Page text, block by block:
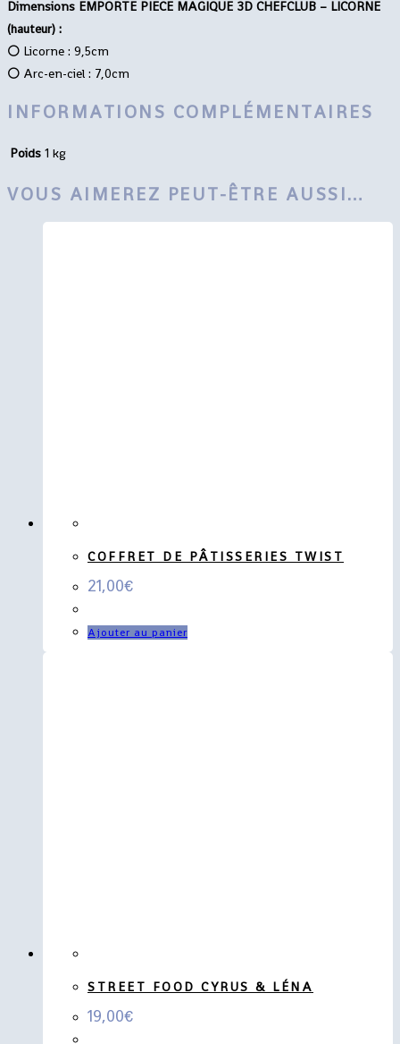
Dimensions EMPORTE PIECE MAGIQUE 3D CHEFCLUB – LICORNE
(hauteur) :
⚪️ Licorne : 9,5cm
⚪️ Arc-en-ciel : 7,0cm
INFORMATIONS COMPLÉMENTAIRES
Poids 1 kg
VOUS AIMEREZ PEUT-ÊTRE AUSSI…
COFFRET DE PÂTISSERIES TWIST
21,00€
Ajouter au panier
STREET FOOD CYRUS & LÉNA
19,00€